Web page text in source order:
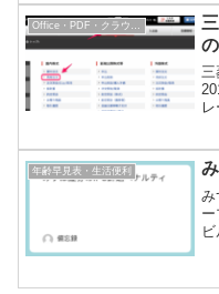
落
Office・PDF・クラウドサービス
三
最
年齢早見表・生活便利
み
の